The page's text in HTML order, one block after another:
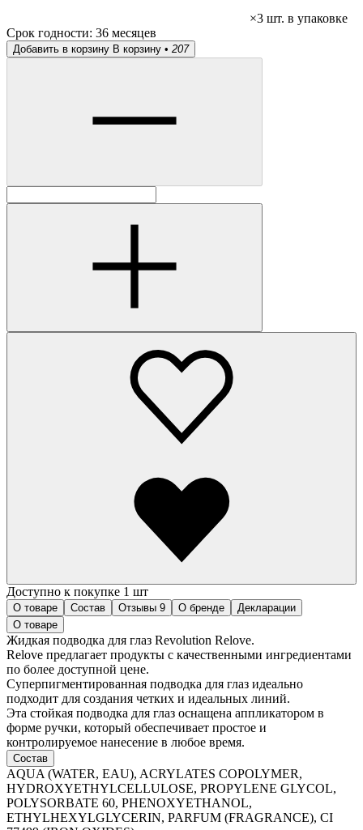
×3 шт. в упаковке
Срок годности: 36 месяцев
Добавить в корзину В корзину • 207
Доступно к покупке 1 шт
О товаре Состав Отзывы 9 О бренде
Декларации
О товаре
Жидкая подводка для глаз Revolution Relove.
Relove предлагает продукты с качественными ингредиентами
по более доступной цене.
Суперпигментированная подводка для глаз идеально
подходит для создания четких и идеальных линий.
Эта стойкая подводка для глаз оснащена аппликатором в
форме ручки, который обеспечивает простое и
контролируемое нанесение в любое время.
Состав
AQUA (WATER, EAU), ACRYLATES COPOLYMER,
HYDROXYETHYLCELLULOSE, PROPYLENE GLYCOL,
POLYSORBATE 60, PHENOXYETHANOL,
ETHYLHEXYLGLYCERIN, PARFUM (FRAGRANCE), CI